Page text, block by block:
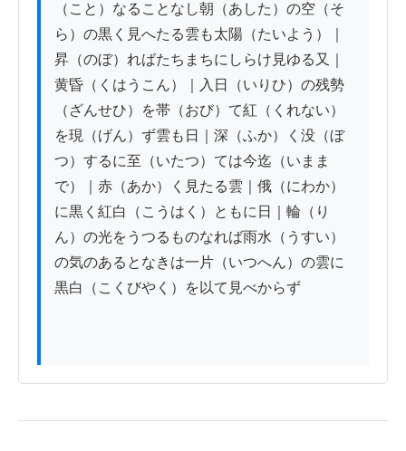
（こと）なることなし朝（あした）の空（そ
ら）の黒く見へたる雲も太陽（たいよう）｜
昇（のぼ）ればたちまちにしらけ見ゆる又｜
黄昏（くはうこん）｜入日（いりひ）の残勢
（ざんせひ）を帯（おび）て紅（くれない）
を現（げん）ず雲も日｜深（ふか）く没（ぼ
つ）するに至（いたつ）ては今迄（いまま
で）｜赤（あか）く見たる雲｜俄（にわか）
に黒く紅白（こうはく）ともに日｜輪（り
ん）の光をうつるものなれば雨水（うすい）
の気のあるとなきは一片（いつへん）の雲に
黒白（こくびやく）を以て見べからず